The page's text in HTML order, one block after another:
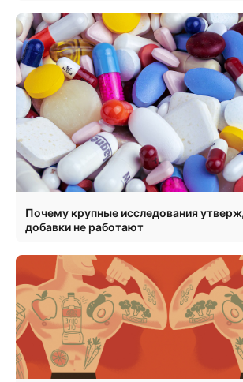
Почему крупные исследования
добавки не работают